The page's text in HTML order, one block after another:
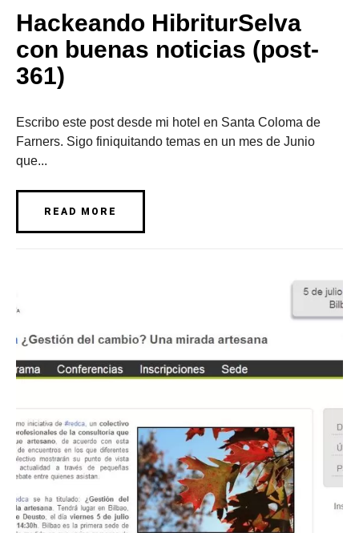
Hackeando HibriturSelva
con buenas noticias (post-
361)
Escribo este post desde mi hotel en Santa Coloma de
Farners. Sigo finiquitando temas en un mes de Junio
que...
READ MORE